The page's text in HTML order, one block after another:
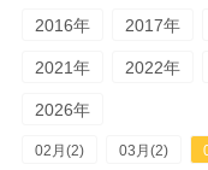
2016年 2017年
2021年 2022年
2026年
02月(2) 03月(2)